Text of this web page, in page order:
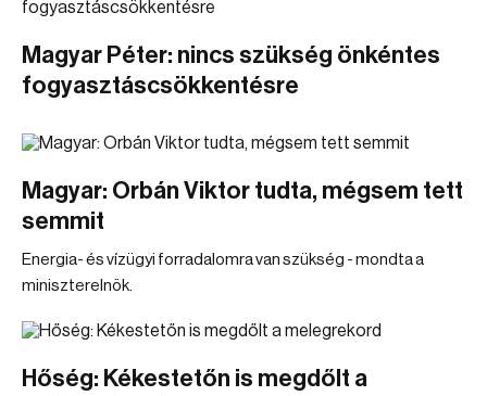
Magyar Péter: nincs szükség önkéntes
fogyasztáscsökkentésre
Magyar: Orbán Viktor tudta, mégsem tett
semmit
Energia- és vízügyi forradalomra van szükség - mondta a
miniszterelnök.
Hőség: Kékestetőn is megdőlt a